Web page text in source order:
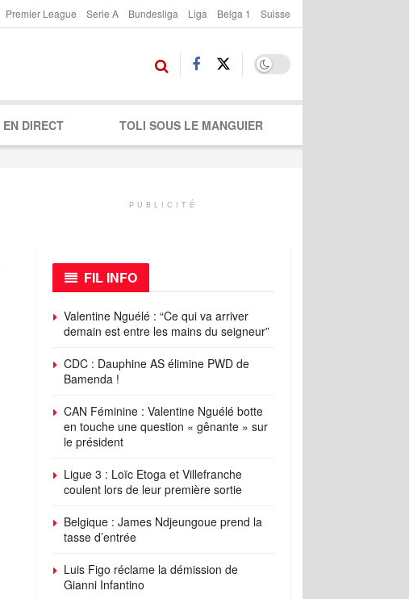
Premier League Serie A Bundesliga Liga Belga 1 Suisse
EN DIRECT TOLI SOUS LE MANGUIER
PUBLICITÉ
FIL INFO
Valentine Nguélé : “Ce qui va arriver
demain est entre les mains du seigneur”
CDC : Dauphine AS élimine PWD de
Bamenda !
CAN Féminine : Valentine Nguélé botte
en touche une question « gênante » sur
le président
Ligue 3 : Loïc Etoga et Villefranche
coulent lors de leur première sortie
Belgique : James Ndjeungoue prend la
tasse d’entrée
Luis Figo réclame la démission de
Gianni Infantino